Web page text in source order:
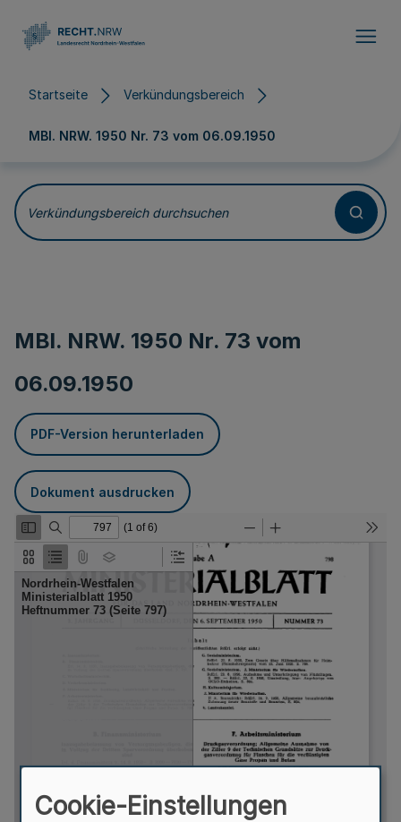
Startseite Verkündungsbereich
MBl. NRW. 1950 Nr. 73 vom 06.09.1950
Verkündungsbereich durchsuchen
MBl. NRW. 1950 Nr. 73 vom
06.09.1950
PDF-Version herunterladen
Dokument ausdrucken
Cookie-Einstellungen